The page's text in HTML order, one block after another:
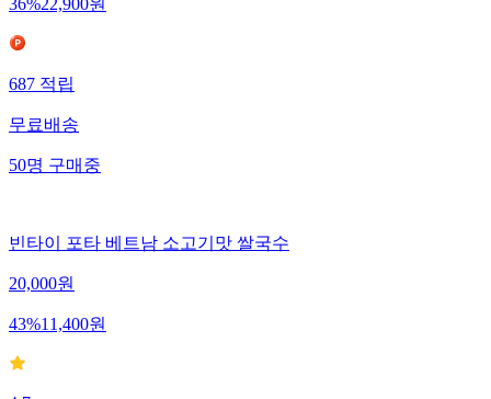
36%22,900원
687적립
무료배송
50명구매중
빈타이 포타 베트남 소고기맛 쌀국수
20,000원
43%11,400원